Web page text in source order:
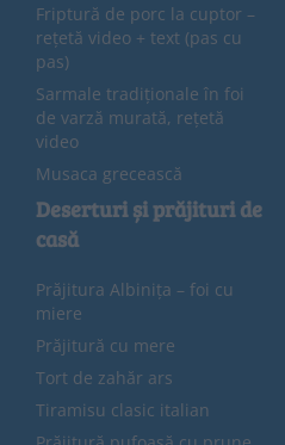
Friptură de porc la cuptor –
rețetă video + text (pas cu
pas)
Sarmale tradiționale în foi
de varză murată, rețetă
video
Musaca grecească
Deserturi și prăjituri de
casă
Prăjitura Albinița – foi cu
miere
Prăjitură cu mere
Tort de zahăr ars
Tiramisu clasic italian